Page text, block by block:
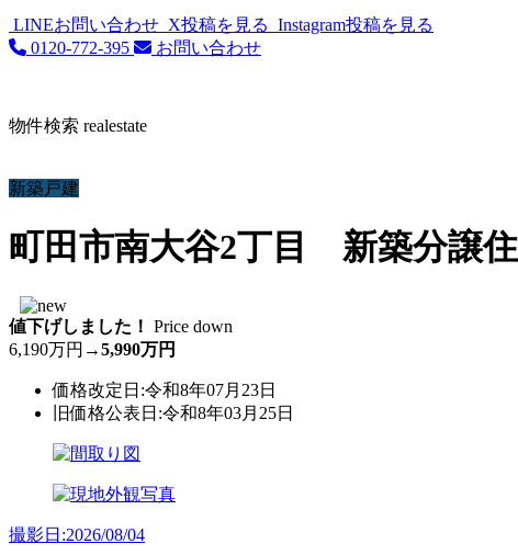
LINEお問い合わせ X投稿を見る Instagram投稿を見る
0120-772-395
お問い合わせ
物件検索 realestate
新築戸建
町田市南大谷2丁目 新築分譲
値下げしました！ Price down
6,190万円 →5,990万円
価格改定日:令和8年07月23日
旧価格公表日:令和8年03月25日
撮影日:2026/08/04